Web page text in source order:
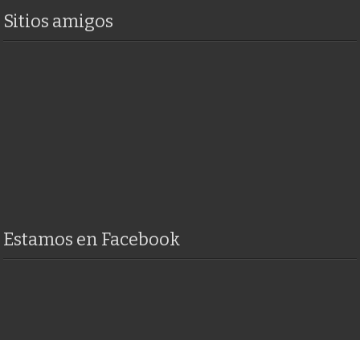
Sitios amigos
Estamos en Facebook